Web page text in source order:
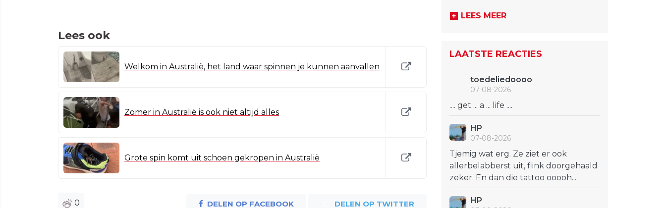
Lees ook
Welkom in Australië, het land waar spinnen je kunnen aanvallen
Zomer in Australië is ook niet altijd alles
Grote spin komt uit schoen gekropen in Australië
0 DELEN OP FACEBOOK DELEN OP TWITTER
LEES MEER
LAATSTE REACTIES
toedeliedoooo
07-08-2026
.... get ... a ... life ....
HP
07-08-2026
Tjemig wat erg. Ze ziet er ook
allerbelabberst uit, flink doorgehaald
zeker. En dan die tattoo ooooh...
HP